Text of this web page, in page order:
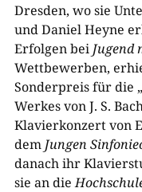
Dresden, wo sie
und Daniel Heyne
Erfolgen bei Jugend
Wettbewerben,
Sonderpreis für die
Werkes von J. S.
Klavierkonzert von
dem Jungen
danach ihr
sie an die